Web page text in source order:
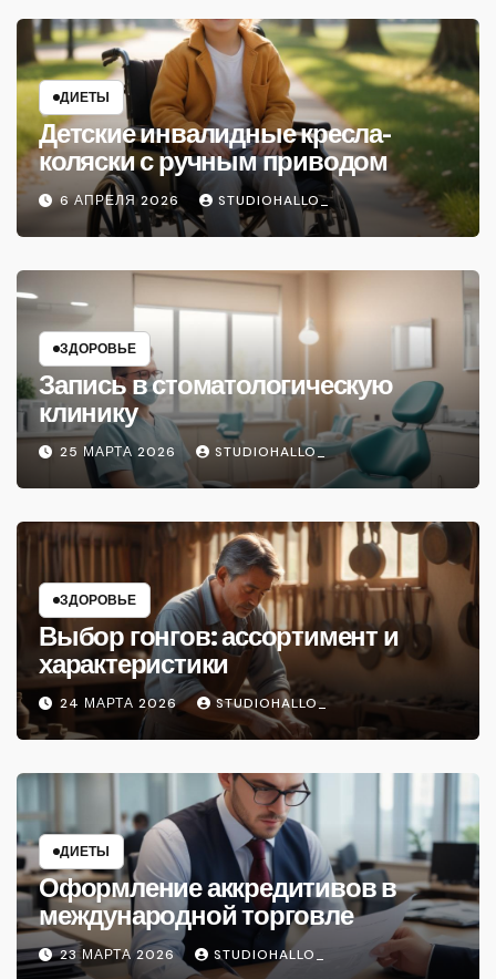
ДИЕТЫ
Детские инвалидные кресла-
коляски с ручным приводом
6 АПРЕЛЯ 2026 STUDIOHALLO_
ЗДОРОВЬЕ
Запись в стоматологическую
клинику
25 МАРТА 2026 STUDIOHALLO_
ЗДОРОВЬЕ
Выбор гонгов: ассортимент и
характеристики
24 МАРТА 2026 STUDIOHALLO_
ДИЕТЫ
Оформление аккредитивов в
международной торговле
23 МАРТА 2026 STUDIOHALLO_